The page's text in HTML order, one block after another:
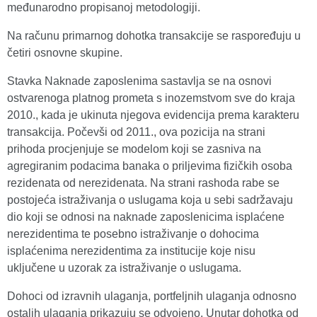
međunarodno propisanoj metodologiji.
Na računu primarnog dohotka transakcije se raspoređuju u
četiri osnovne skupine.
Stavka Naknade zaposlenima sastavlja se na osnovi
ostvarenoga platnog prometa s inozemstvom sve do kraja
2010., kada je ukinuta njegova evidencija prema karakteru
transakcija. Počevši od 2011., ova pozicija na strani
prihoda procjenjuje se modelom koji se zasniva na
agregiranim podacima banaka o priljevima fizičkih osoba
rezidenata od nerezidenata. Na strani rashoda rabe se
postojeća istraživanja o uslugama koja u sebi sadržavaju
dio koji se odnosi na naknade zaposlenicima isplaćene
nerezidentima te posebno istraživanje o dohocima
isplaćenima nerezidentima za institucije koje nisu
uključene u uzorak za istraživanje o uslugama.
Dohoci od izravnih ulaganja, portfeljnih ulaganja odnosno
ostalih ulaganja prikazuju se odvojeno. Unutar dohotka od